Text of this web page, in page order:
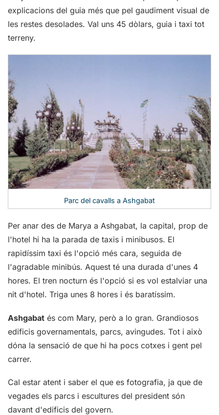
explicacions del guia més que pel gaudiment visual de
les restes desolades. Val uns 45 dòlars, guia i taxi tot
terreny.
Parc del cavalls a Ashgabat
Per anar des de Marya a Ashgabat, la capital, prop de
l'hotel hi ha la parada de taxis i minibusos. El
rapidíssim taxi és l'opció més cara, seguida de
l'agradable minibús. Aquest té una durada d'unes 4
hores. El tren nocturn és l'opció si es vol estalviar una
nit d'hotel. Triga unes 8 hores i és baratíssim.
Ashgabat és com Mary, però a lo gran. Grandiosos
edificis governamentals, parcs, avingudes. Tot i això
dóna la sensació de que hi ha pocs cotxes i gent pel
carrer.
Cal estar atent i saber el que es fotografia, ja que de
vegades els parcs i escultures del president són
davant d'edificis del govern.